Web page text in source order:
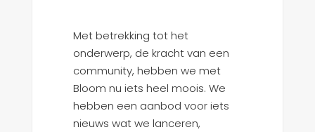
Met betrekking tot het
onderwerp, de kracht van een
community, hebben we met
Bloom nu iets heel moois. We
hebben een aanbod voor iets
nieuws wat we lanceren,